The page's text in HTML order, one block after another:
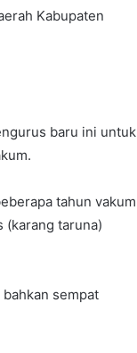
Kabupaten
baru ini untuk
tahun vakum
(karang taruna)
sempat